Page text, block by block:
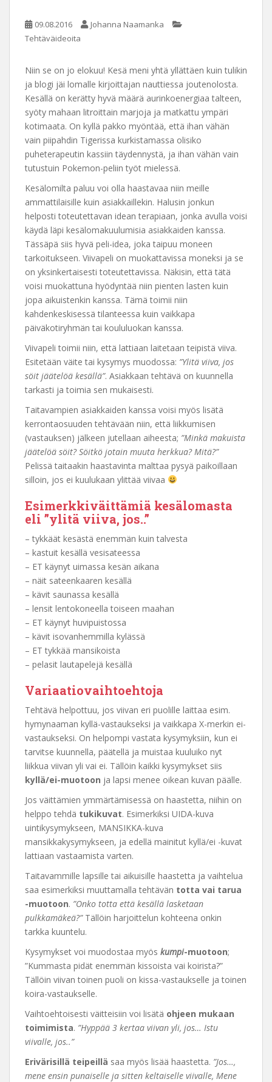
09.08.2016
Johanna Naamanka
Tehtäväideoita
Niin se on jo elokuu! Kesä meni yhtä yllättäen kuin tulikin
ja blogi jäi lomalle kirjoittajan nauttiessa joutenolosta.
Kesällä on kerätty hyvä määrä aurinkoenergiaa talteen,
syöty mahaan litroittain marjoja ja matkattu ympäri
kotimaata. On kyllä pakko myöntää, että ihan vähän
vain piipahdin Tigerissa kurkistamassa olisiko
puheterapeutin kassiin täydennystä, ja ihan vähän vain
tutustuin Pokemon-peliin työt mielessä.
Kesälomilta paluu voi olla haastavaa niin meille
ammattilaisille kuin asiakkaillekin. Halusin jonkun
helposti toteutettavan idean terapiaan, jonka avulla voisi
käydä läpi kesälomakuulumisia asiakkaiden kanssa.
Tässäpä siis hyvä peli-idea, joka taipuu moneen
tarkoitukseen. Viivapeli on muokattavissa moneksi ja se
on yksinkertaisesti toteutettavissa. Näkisin, että tätä
voisi muokattuna hyödyntää niin pienten lasten kuin
jopa aikuistenkin kanssa. Tämä toimii niin
kahdenkeskisessä tilanteessa kuin vaikkapa
päiväkotiryhmän tai koululuokan kanssa.
Viivapeli toimii niin, että lattiaan laitetaan teipistä viiva.
Esitetään väite tai kysymys muodossa: ”Ylitä viiva, jos
söit jäätelöä kesällä”. Asiakkaan tehtävä on kuunnella
tarkasti ja toimia sen mukaisesti.
Taitavampien asiakkaiden kanssa voisi myös lisätä
kerrontaosuuden tehtävään niin, että liikkumisen
(vastauksen) jälkeen jutellaan aiheesta; ”Minkä makuista
jäätelöä söit? Söitkö jotain muuta herkkua? Mitä?”
Pelissä taitaakin haastavinta malttaa pysyä paikoillaan
silloin, jos ei kuulukaan ylittää viivaa
Esimerkkiväittämiä kesälomasta
eli ”ylitä viiva, jos..”
– tykkäät kesästä enemmän kuin talvesta
– kastuit kesällä vesisateessa
– ET käynyt uimassa kesän aikana
– näit sateenkaaren kesällä
– kävit saunassa kesällä
– lensit lentokoneella toiseen maahan
– ET käynyt huvipuistossa
– kävit isovanhemmilla kylässä
– ET tykkää mansikoista
– pelasit lautapelejä kesällä
Variaatiovaihtoehtoja
Tehtävä helpottuu, jos viivan eri puolille laittaa esim.
hymynaaman kyllä-vastaukseksi ja vaikkapa X-merkin ei-
vastaukseksi. On helpompi vastata kysymyksiin, kun ei
tarvitse kuunnella, päätellä ja muistaa kuuluiko nyt
liikkua viivan yli vai ei. Tällöin kaikki kysymykset siis
kyllä/ei-muotoon ja lapsi menee oikean kuvan päälle.
Jos väittämien ymmärtämisessä on haastetta, niihin on
helppo tehdä tukikuvat. Esimerkiksi UIDA-kuva
uintikysymykseen, MANSIKKA-kuva
mansikkakysymykseen, ja edellä mainitut kyllä/ei -kuvat
lattiaan vastaamista varten.
Taitavammille lapsille tai aikuisille haastetta ja vaihtelua
saa esimerkiksi muuttamalla tehtävän totta vai tarua
-muotoon. ”Onko totta että kesällä lasketaan
pulkkamäkeä?”Tällöin harjoittelun kohteena onkin
tarkka kuuntelu.
Kysymykset voi muodostaa myös kumpi-muotoon;
”Kummasta pidät enemmän kissoista vai koirista?”
Tällöin viivan toinen puoli on kissa-vastaukselle ja toinen
koira-vastaukselle.
Vaihtoehtoisesti väitteisiin voi lisätä ohjeen mukaan
toimimista. ”Hyppää 3 kertaa viivan yli, jos… Istu
viivalle, jos..”
Erivärisillä teipeillä saa myös lisää haastetta. ”Jos…,
mene ensin punaiselle ja sitten keltaiselle viivalle, Mene